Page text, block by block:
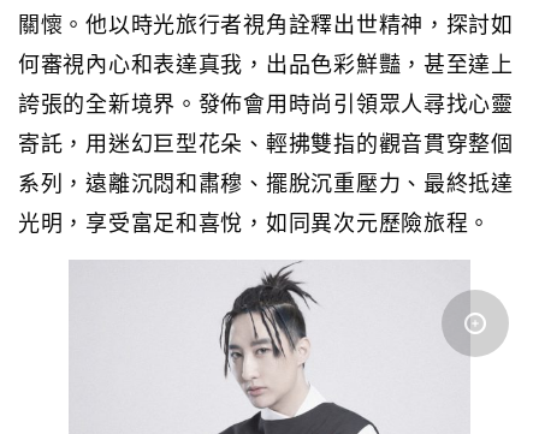
關懷。他以時光旅行者視角詮釋出世精神，探討如
何審視內心和表達真我，出品色彩鮮豔，甚至達上
誇張的全新境界。發佈會用時尚引領眾人尋找心靈
寄託，用迷幻巨型花朵、輕拂雙指的觀音貫穿整個
系列，遠離沉悶和肅穆、擺脫沉重壓力、最終抵達
光明，享受富足和喜悅，如同異次元歷險旅程。